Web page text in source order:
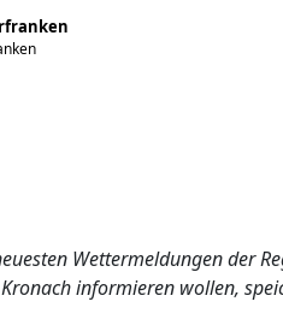
Wettermeldungen der
informieren wollen,